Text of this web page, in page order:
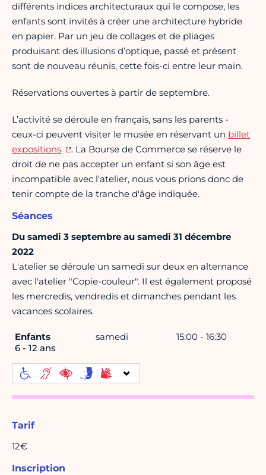
différents indices architecturaux qui le compose, les
enfants sont invités à créer une architecture hybride
en papier. Par un jeu de collages et de pliages
produisant des illusions d’optique, passé et présent
sont de nouveau réunis, cette fois-ci entre leur main.
Réservations ouvertes à partir de septembre.
L’activité se déroule en français, sans les parents -
ceux-ci peuvent visiter le musée en réservant un billet
expositions
. La Bourse de Commerce se réserve le
droit de ne pas accepter un enfant si son âge est
incompatible avec l'atelier, nous vous prions donc de
tenir compte de la tranche d'âge indiquée.
Séances
Du samedi 3 septembre au samedi 31 décembre
2022
L'atelier se déroule un samedi sur deux en alternance
avec l'atelier "Copie-couleur". Il est également proposé
les mercredis, vendredis et dimanches pendant les
vacances scolaires.
Enfants
6 - 12 ans
samedi 15:00 - 16:30
Tarif
12€
Inscription